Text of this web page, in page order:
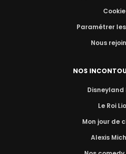
Cookie
Paramétrer
Nous
NOS
Disneyland
Le Roi
Mon jour de
Alexis